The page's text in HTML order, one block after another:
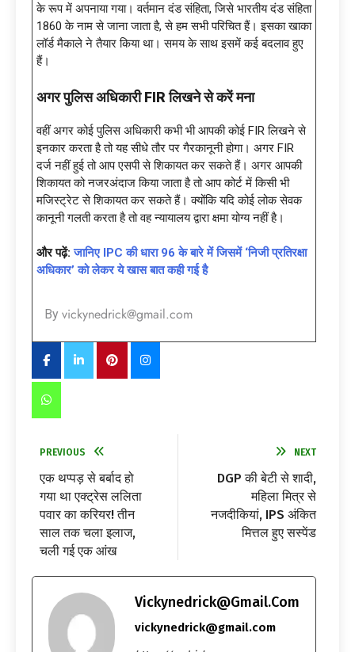
के रूप में अपनाया गया। वर्तमान दंड संहिता, जिसे भारतीय दंड संहिता
1860 के नाम से जाना जाता है, से हम सभी परिचित हैं। इसका खाका
लॉर्ड मैकाले ने तैयार किया था। समय के साथ इसमें कई बदलाव हुए
हैं।
अगर पुलिस अधिकारी FIR लिखने से करें मना
वहीं अगर कोई पुलिस अधिकारी कभी भी आपकी कोई FIR लिखने से
इनकार करता है तो यह सीधे तौर पर गैरकानूनी होगा। अगर FIR
दर्ज नहीं हुई तो आप एसपी से शिकायत कर सकते हैं। अगर आपकी
शिकायत को नजरअंदाज किया जाता है तो आप कोर्ट में किसी भी
मजिस्ट्रेट से शिकायत कर सकते हैं। क्योंकि यदि कोई लोक सेवक
कानूनी गलती करता है तो वह न्यायालय द्वारा क्षमा योग्य नहीं है।
और पढ़ें:जानिए IPC की धारा 96 के बारे में जिसमें ‘निजी प्रतिरक्षा
अधिकार’ को लेकर ये खास बात कही गई है
By vickynedrick@gmail.com
PREVIOUS
एक थप्पड़ से बर्बाद हो
गया था एक्ट्रेस ललिता
पवार का करियर! तीन
साल तक चला इलाज,
चली गई एक आंख
NEXT
DGP की बेटी से शादी,
महिला मित्र से
नजदीकियां, IPS अंकित
मित्तल हुए सस्पेंड
Vickynedrick@gmail.com
vickynedrick@gmail.com